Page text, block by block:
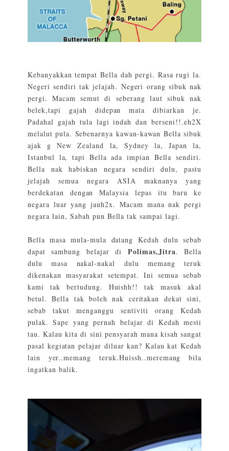
Kebanyakkan tempat Bella dah pergi. Rasa rugi la.
Negeri sendiri tak jelajah. Negeri orang sibuk nak
pergi. Macam semut di seberang laut sibuk nak
belek,tapi gajah didepan mata dibiarkan je.
Padahal gajah tula lagi indah dan berseni!!.eh2X
melalut pula. Sebenarnya kawan-kawan Bella sibuk
ajak g New Zealand la, Sydney la, Japan la,
Istanbul la, tapi Bella ada impian Bella sendiri.
Bella nak habiskan negara sendiri dulu, pastu
jelajah semua negara ASIA maknanya yang
berdekatan dengan Malaysia lepas itu baru ke
negara luar yang jauh2x. Macam mana nak pergi
negara lain, Sabah pun Bella tak sampai lagi.
Bella masa mula-mula datang Kedah dulu sebab
dapat sambung belajar di Polimas,Jitra. Bella
dulu masa nakal-nakal dulu memang teruk
dikenakan masyarakat setempat. Ini semua sebab
kami tak bertudung. Huishh!! tak masuk akal
betul. Bella tak boleh nak ceritakan dekat sini,
sebab takut menganggu sentiviti orang Kedah
pulak. Sape yang pernah belajar di Kedah mesti
tau. Kalau kita di sini pensyarah mana kisah sangat
pasal kegiatan pelajar diluar kan? Kalau kat Kedah
lain yer..memang teruk.Huissh..meremang bila
ingatkan balik.